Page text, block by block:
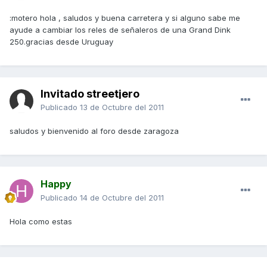
:motero hola , saludos y buena carretera y si alguno sabe me
ayude a cambiar los reles de señaleros de una Grand Dink
250.gracias desde Uruguay
Invitado streetjero
Publicado 13 de Octubre del 2011
saludos y bienvenido al foro desde zaragoza
Happy
Publicado 14 de Octubre del 2011
Hola como estas